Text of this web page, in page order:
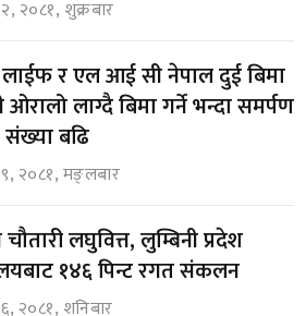
२०८१, शुक्रबार
र एल आई सी नेपाल दुई बिमा
ओरालो लाग्दै बिमा गर्ने भन्दा समर्पण
संख्या बढि
२०८१, मङ्लबार
लघुवित्त, लुम्बिनी प्रदेश
१४६ पिन्ट रगत संकलन
२०८१, शनिबार